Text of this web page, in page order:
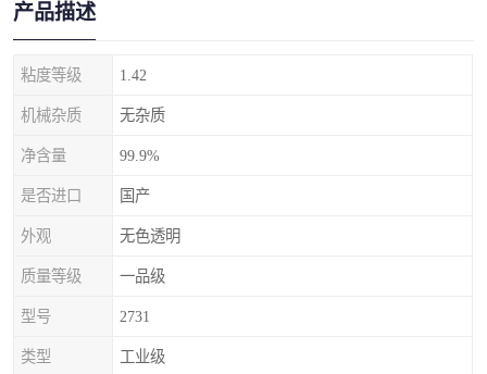
产品描述
粘度等级 1.42
机械杂质 无杂质
净含量 99.9%
是否进口 国产
外观 无色透明
质量等级 一品级
型号 2731
类型 工业级